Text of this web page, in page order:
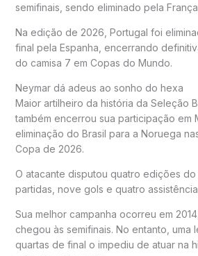
semifinais, sendo eliminado pela
Na edição de 2026, Portugal foi
final pela Espanha, encerrando
do camisa 7 em Copas do Mundo.
Neymar dá adeus ao sonho do hexa
Maior artilheiro da história da Seleção
também encerrou sua participação em
eliminação do Brasil para a Noruega
Copa de 2026.
O atacante disputou quatro edições do
partidas, nove gols e quatro
Sua melhor campanha ocorreu em
chegou às semifinais. No entanto, uma
quartas de final o impediu de atuar na